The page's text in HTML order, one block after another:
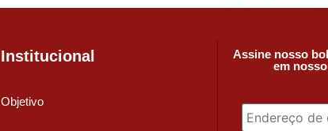
Institucional
Objetivo
Assine nosso
em